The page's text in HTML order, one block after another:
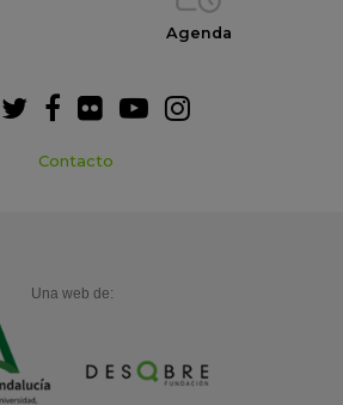
Agenda
Contacto
Una web de: